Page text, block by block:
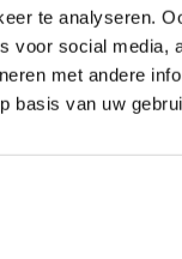
te analyseren.
voor social media,
met andere
basis van uw